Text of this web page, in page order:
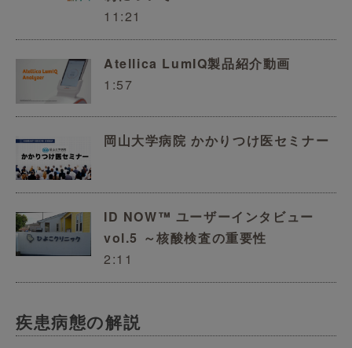
11:21
Atellica LumIQ製品紹介動画
1:57
岡山大学病院 かかりつけ医セミナー
ID NOW™ ユーザーインタビュー
vol.5 ～核酸検査の重要性
2:11
疾患病態の解説